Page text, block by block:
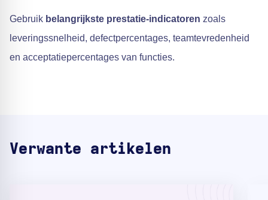
Gebruik belangrijkste prestatie-indicatoren zoals
leveringssnelheid, defectpercentages, teamtevredenheid
en acceptatiepercentages van functies.
Verwante artikelen